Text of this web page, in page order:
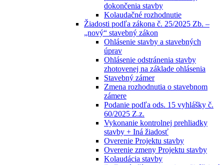
dokončenia stavby
Kolaudačné rozhodnutie
Žiadosti podľa zákona č. 25/2025 Zb. –
„nový“ stavebný zákon
Ohlásenie stavby a stavebných
úprav
Ohlásenie odstránenia stavby
zhotovenej na základe ohlásenia
Stavebný zámer
Zmena rozhodnutia o stavebnom
zámere
Podanie podľa ods. 15 vyhlášky č.
60/2025 Z.z.
Vykonanie kontrolnej prehliadky
stavby + Iná žiadosť
Overenie Projektu stavby
Overenie zmeny Projektu stavby
Kolaudácia stavby